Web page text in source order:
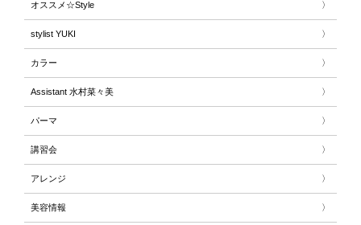
オススメ☆Style
stylist YUKI
カラー
Assistant 水村菜々美
パーマ
講習会
アレンジ
美容情報